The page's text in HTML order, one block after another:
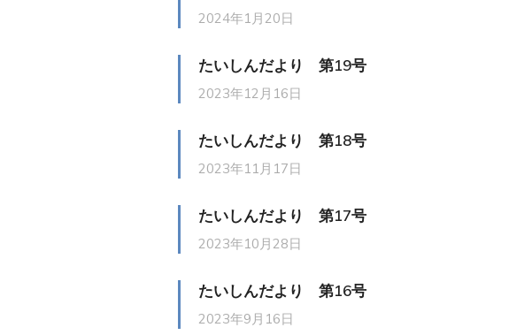
2024年1月20日
たいしんだより 第19号
2023年12月16日
たいしんだより 第18号
2023年11月17日
たいしんだより 第17号
2023年10月28日
たいしんだより 第16号
2023年9月16日